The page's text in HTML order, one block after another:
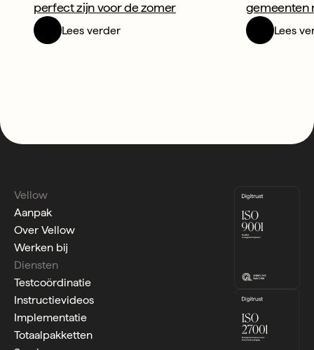
perfect zijn voor de zomer
Lees verder
gemeenten
Lees
Vellow
Aanpak
Over Vellow
Werken bij
Diensten
Testcoördinatie
Instructievideos
Implementatie
Totaalpakketten